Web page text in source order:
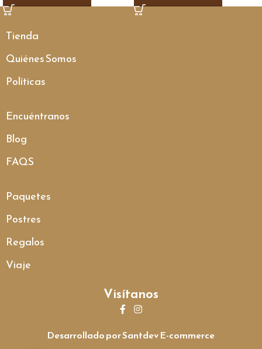
Tienda
Quiénes Somos
Políticas
Encuéntranos
Blog
FAQS
Paquetes
Postres
Regalos
Viaje
Visítanos
Desarrollado por Santdev E-commerce